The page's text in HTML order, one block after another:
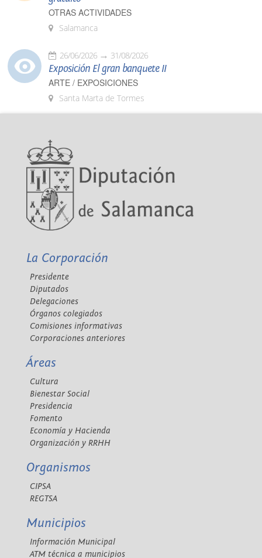
OTRAS ACTIVIDADES
Salamanca
26/06/2026 31/08/2026
Exposición El gran banquete II
ARTE / EXPOSICIONES
Santa Marta de Tormes
La Corporación
Presidente
Diputados
Delegaciones
Órganos colegiados
Comisiones informativas
Corporaciones anteriores
Áreas
Cultura
Bienestar Social
Presidencia
Fomento
Economía y Hacienda
Organización y RRHH
Organismos
CIPSA
REGTSA
Municipios
Información Municipal
ATM técnica a municipios